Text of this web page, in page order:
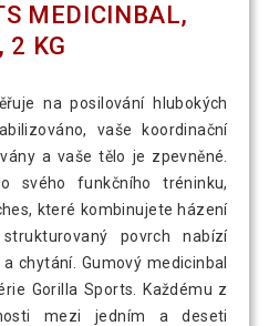
MEDICINBAL,
2 KG
na posilování hlubokých
vaše koordinační
a vaše tělo je zpevněné.
svého funkčního tréninku,
které kombinujete házení
povrch nabízí
chytání. Gumový medicinbal
Gorilla Sports. Každému z
mezi jedním a deseti